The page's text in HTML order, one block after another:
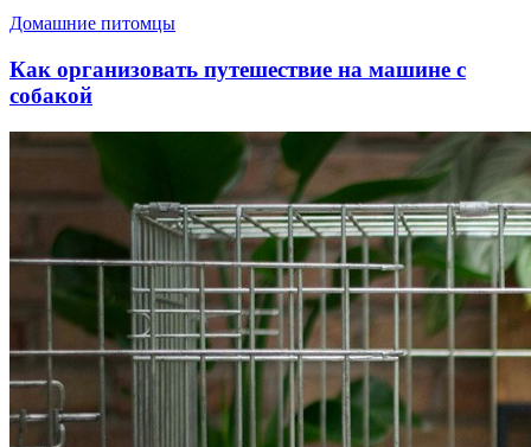
Домашние питомцы
Как организовать путешествие на машине с
собакой